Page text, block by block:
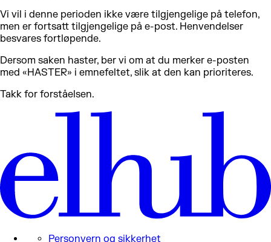
Vi vil i denne perioden ikke være tilgjengelige på telefon,
men er fortsatt tilgjengelige på e-post. Henvendelser
besvares fortløpende.
Dersom saken haster, ber vi om at du merker e-posten
med «HASTER» i emnefeltet, slik at den kan prioriteres.
Takk for forståelsen.
Personvern og sikkerhet